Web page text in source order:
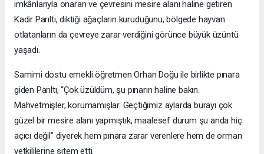
imkânlarıyla onaran ve çevresini mesire alanı haline getiren
Kadir Parıltı, diktiği ağaçların kuruduğunu, bölgede hayvan
otlatanların da çevreye zarar verdiğini görünce büyük üzüntü
yaşadı.
Samimi dostu emekli öğretmen Orhan Doğu ile birlikte pınara
giden Parıltı, “Çok üzüldüm, şu pınarın haline bakın.
Mahvetmişler, korumamışlar. Geçtiğimiz aylarda burayı çok
güzel bir mesire alanı yapmıştık, maalesef durum şu anda hiç
açıcı değil” diyerek hem pınara zarar verenlere hem de orman
yetkililerine sitem etti.